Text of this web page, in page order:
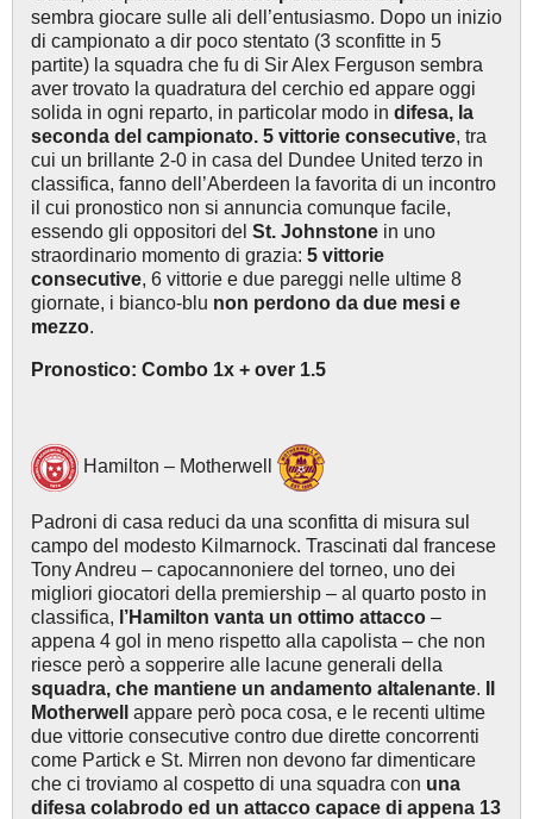
sembra giocare sulle ali dell’entusiasmo. Dopo un inizio
di campionato a dir poco stentato (3 sconfitte in 5
partite) la squadra che fu di Sir Alex Ferguson sembra
aver trovato la quadratura del cerchio ed appare oggi
solida in ogni reparto, in particolar modo in difesa, la
seconda del campionato. 5 vittorie consecutive, tra
cui un brillante 2-0 in casa del Dundee United terzo in
classifica, fanno dell’Aberdeen la favorita di un incontro
il cui pronostico non si annuncia comunque facile,
essendo gli oppositori del St. Johnstone in uno
straordinario momento di grazia: 5 vittorie
consecutive, 6 vittorie e due pareggi nelle ultime 8
giornate, i bianco-blu non perdono da due mesi e
mezzo.
Pronostico: Combo 1x + over 1.5
Hamilton – Motherwell
Padroni di casa reduci da una sconfitta di misura sul
campo del modesto Kilmarnock. Trascinati dal francese
Tony Andreu – capocannoniere del torneo, uno dei
migliori giocatori della premiership – al quarto posto in
classifica, l’Hamilton vanta un ottimo attacco –
appena 4 gol in meno rispetto alla capolista – che non
riesce però a sopperire alle lacune generali della
squadra, che mantiene un andamento altalenante.
Motherwell
appare però poca cosa, e le recenti ultime
due vittorie consecutive contro due dirette concorrenti
come Partick e St. Mirren non devono far dimenticare
che ci troviamo al cospetto di una squadra con una
difesa colabrodo ed un attacco capace di appena 13